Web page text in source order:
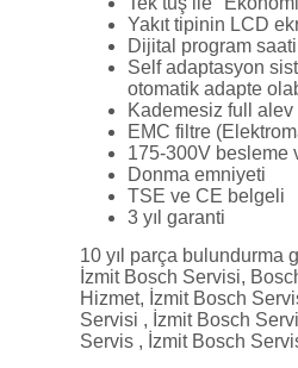
Yakıt tipinin LCD
Dijital program
Self adaptasyon
otomatik adapte
Kademesiz full
EMC filtre
175-300V besleme
Donma emniyeti
TSE ve CE belgeli
3 yıl garanti
10 yıl parça bulundurma
İzmit Bosch Servisi,
Hizmet, İzmit Bosch
Servisi , İzmit Bosch
Servis , İzmit Bosch